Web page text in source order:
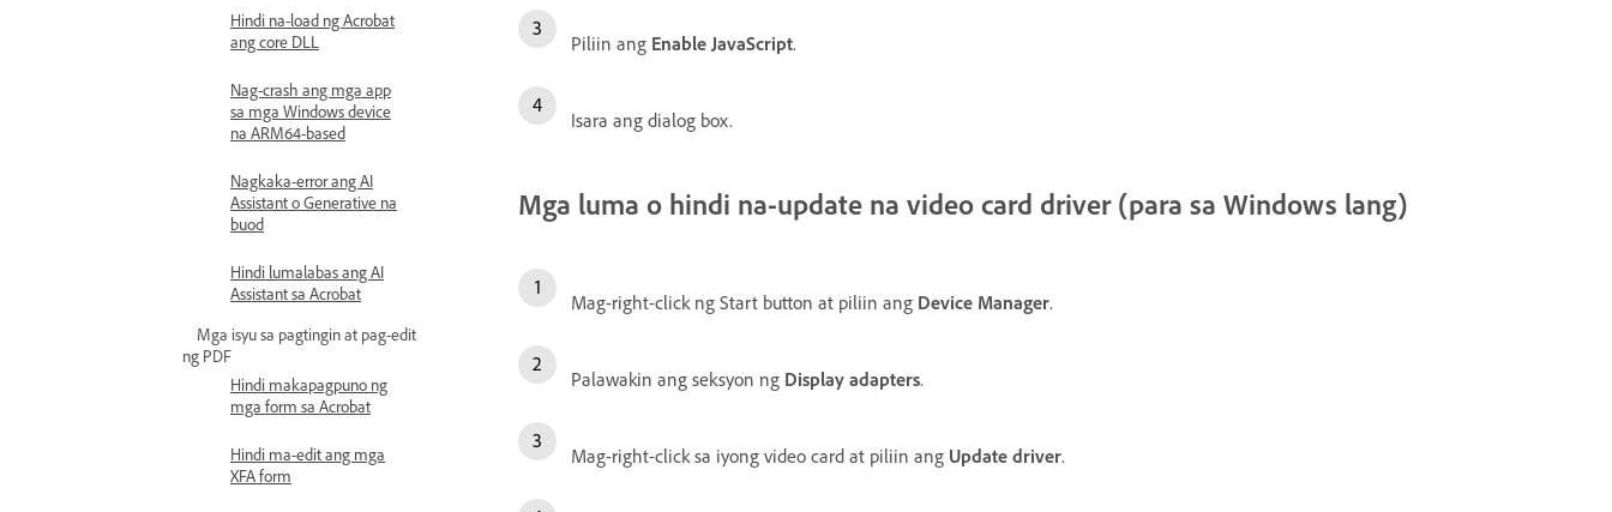
Hindi na-load ng Acrobat
ang core DLL
Nag-crash ang mga app
sa mga Windows device
na ARM64-based
Nagkaka-error ang AI
Assistant o Generative na
buod
Hindi lumalabas ang AI
Assistant sa Acrobat
Mga isyu sa pagtingin at pag-edit
ng PDF
Hindi makapagpuno ng
mga form sa Acrobat
Hindi ma-edit ang mga
XFA form
Piliin ang Enable JavaScript.
Isara ang dialog box.
Mga luma o hindi na-update na video card driver (para sa Windows lang)
Mag-right-click ng Start button at piliin ang Device Manager.
Palawakin ang seksyon ng Display adapters.
Mag-right-click sa iyong video card at piliin ang Update driver.